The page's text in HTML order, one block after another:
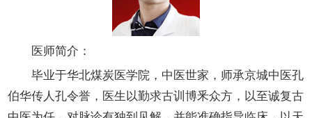
医师简介：
毕业于华北煤炭医学院，中医世家，师承京城中医孔
伯华传人孔令誉，医生以勤求古训博釆众方，以至诚复古